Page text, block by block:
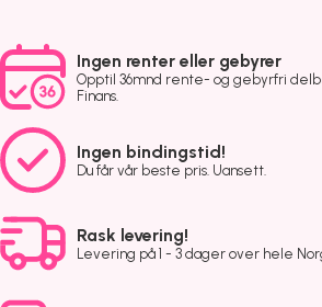
Ingen renter eller gebyrer
Opptil 36mnd rente- og gebyrfri
Finans.
Ingen bindingstid!
Du får vår beste pris. Uansett.
Rask levering!
Levering på 1 - 3 dager over hele